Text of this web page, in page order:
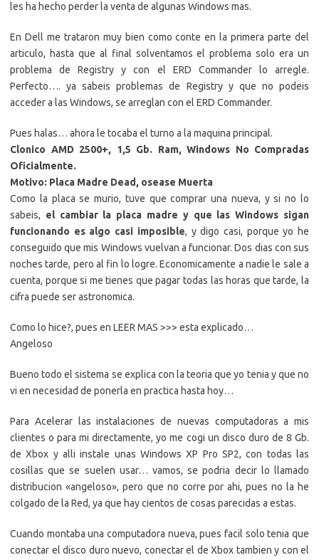
les ha hecho perder la venta de algunas Windows mas.
En Dell me trataron muy bien como conte en la primera parte del
articulo, hasta que al final solventamos el problema solo era un
problema de Registry y con el ERD Commander lo arregle.
Perfecto…. ya sabeis problemas de Registry y que no podeis
acceder a las Windows, se arreglan con el ERD Commander.
Pues halas… ahora le tocaba el turno a la maquina principal.
Clonico AMD 2500+, 1,5 Gb. Ram, Windows No Compradas
Oficialmente.
Motivo: Placa Madre Dead, osease Muerta
Como la placa se murio, tuve que comprar una nueva, y si no lo
sabeis, el cambiar la placa madre y que las Windows sigan
funcionando es algo casi imposible, y digo casi, porque yo he
conseguido que mis Windows vuelvan a funcionar. Dos dias con sus
noches tarde, pero al fin lo logre. Economicamente a nadie le sale a
cuenta, porque si me tienes que pagar todas las horas que tarde, la
cifra puede ser astronomica.
Como lo hice?, pues en LEER MAS >>> esta explicado…
Angeloso
Bueno todo el sistema se explica con la teoria que yo tenia y que no
vi en necesidad de ponerla en practica hasta hoy…
Para Acelerar las instalaciones de nuevas computadoras a mis
clientes o para mi directamente, yo me cogi un disco duro de 8 Gb.
de Xbox y alli instale unas Windows XP Pro SP2, con todas las
cosillas que se suelen usar… vamos, se podria decir lo llamado
distribucion «angeloso», pero que no corre por ahi, pues no la he
colgado de la Red, ya que hay cientos de cosas parecidas a estas.
Cuando montaba una computadora nueva, pues facil solo tenia que
conectar el disco duro nuevo, conectar el de Xbox tambien y con el